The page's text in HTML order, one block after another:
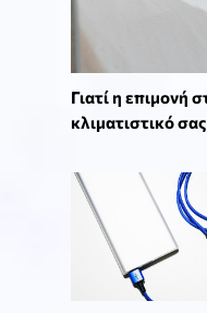
Γιατί η επιμονή
κλιματιστικό